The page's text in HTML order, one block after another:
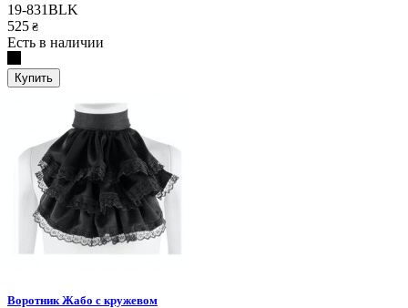
19-831BLK
525 ₴
Есть в наличии
Купить
Воротник Жабо с кружевом